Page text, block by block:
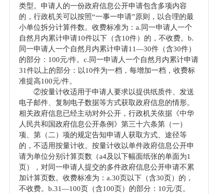
类型。申请人的一份政府信息公开申请包含多项内容
的，行政机关可以按照“一事一申请”原则，以合理的最
小单位拆分计算件数。收费标准为：a.同一申请人一个
自然月内累计申请10件以下（含10件）的，不收费。b.
同一申请人一个自然月内累计申请11—30件（含30件）
的部分：100元/件。c.同一申请人一个自然月内累计申请
31件以上的部分：以10件为一档，每增加一档，收费标
准提高100元/件。
②按量计收适用于申请人要求以提供纸质件、发送
电子邮件、复制电子数据等方式获取政府信息的情形。
相关政府信息已经主动对外公开，行政机关依据《中华
人民共和国政府信息公开条例》第三十六条第（一）
项、第（二）项的规定告知申请人获取方式、途径等
的，不适用按量计收。按量计收以单件政府信息公开申
请为单位分别计算页数（a4及以下幅面纸张的单面为1
页），对同一申请人提交的多件政府信息公开申请不累
加计算页数。收费标准为：a.30页以下（含30页）的，
不收费。b.31—100页（含100页）的部分：10元/页。